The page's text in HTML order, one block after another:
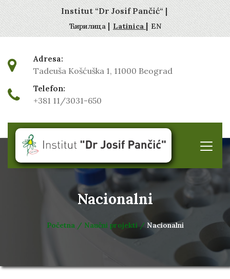
Institut “Dr Josif Pančić“ |
Ћирилица | Latinica| EN
Adresa:
Tadeuša Košćuška 1, 11000 Beograd
Telefon:
+381 11/3031-650
Nacionalni
Početna / Naučni projekti / Nacionalni